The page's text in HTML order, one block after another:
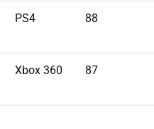
PS4 88
Xbox 360 87